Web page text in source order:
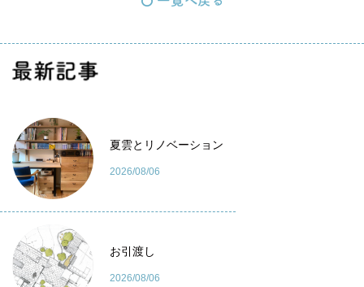
夏雲とリノベーション
2026/08/06
お引渡し
2026/08/06